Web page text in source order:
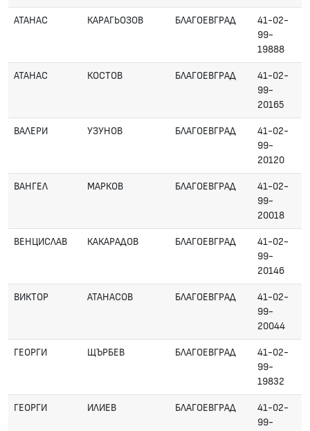
АТАНАС КАРАГЬОЗОВ БЛАГОЕВГРАД
41-02-
99-
19888
АТАНАС КОСТОВ БЛАГОЕВГРАД
41-02-
99-
20165
ВАЛЕРИ УЗУНОВ БЛАГОЕВГРАД
41-02-
99-
20120
ВАНГЕЛ МАРКОВ БЛАГОЕВГРАД
41-02-
99-
20018
ВЕНЦИСЛАВ КАКАРАДОВ БЛАГОЕВГРАД
41-02-
99-
20146
ВИКТОР АТАНАСОВ БЛАГОЕВГРАД
41-02-
99-
20044
ГЕОРГИ ЩЪРБЕВ БЛАГОЕВГРАД
41-02-
99-
19832
ГЕОРГИ ИЛИЕВ БЛАГОЕВГРАД
41-02-
99-